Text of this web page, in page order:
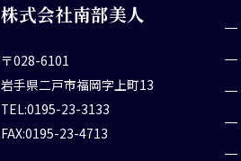
株式会社南部美人
〒028-6101
岩手県二戸市福岡字上町13
TEL:0195-23-3133
FAX:0195-23-4713